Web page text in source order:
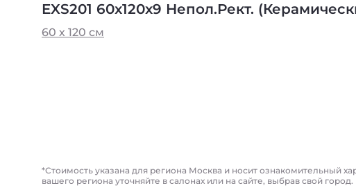
EXS201 60x120x9 Непол.Рект.
60 х 120 см
*Стоимость указана для региона Москва и носит ознакомительный
вашего региона уточняйте в салонах или на сайте, выбрав свой город.